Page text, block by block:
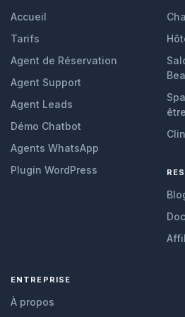
Accueil
Tarifs
Agent de Réservation
Agent Support
Agent Leads
Démo Chatbot
Agents WhatsApp
Plugin WordPress
être
ENTREPRISE
À propos